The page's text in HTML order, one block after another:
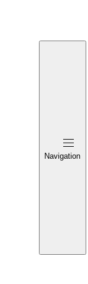
Navigation